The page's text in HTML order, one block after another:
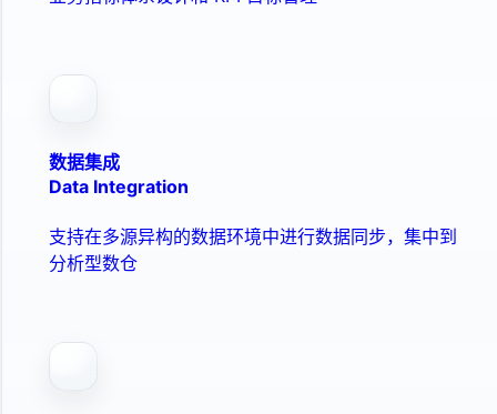
数据集成
Data Integration
支持在多源异构的数据环境中进行数据同步，集中到
分析型数仓